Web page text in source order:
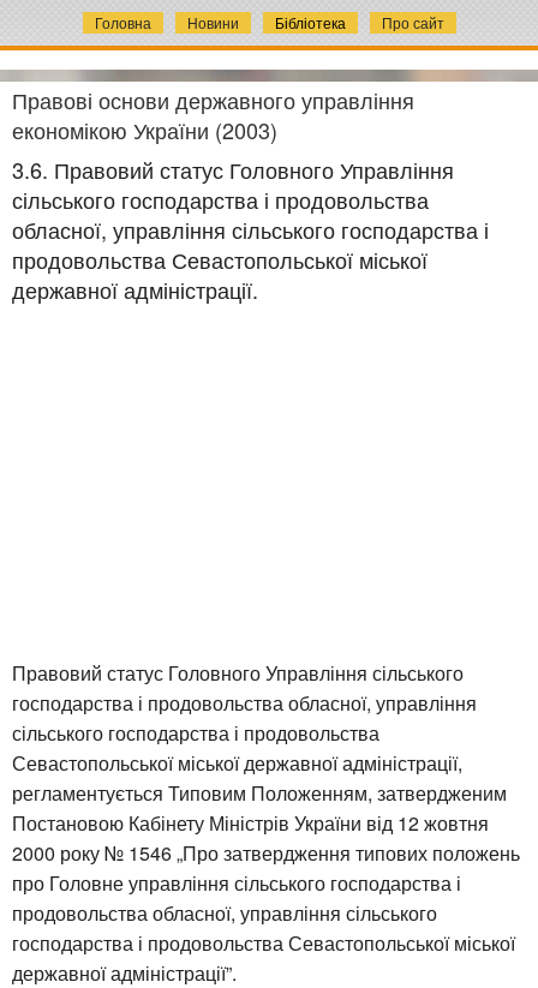
Головна Новини Бібліотека Про сайт
Правові основи державного управління
економікою України (2003)
3.6. Правовий статус Головного Управління
сільського господарства і продовольства
обласної, управління сільського господарства і
продовольства Севастопольської міської
державної адміністрації.
Правовий статус Головного Управління сільського
господарства і продовольства обласної, управління
сільського господарства і продовольства
Севастопольської міської державної адміністрації,
регламентується Типовим Положенням, затвердженим
Постановою Кабінету Міністрів України від 12 жовтня
2000 року № 1546 „Про затвердження типових положень
про Головне управління сільського господарства і
продовольства обласної, управління сільського
господарства і продовольства Севастопольської міської
державної адміністрації”.